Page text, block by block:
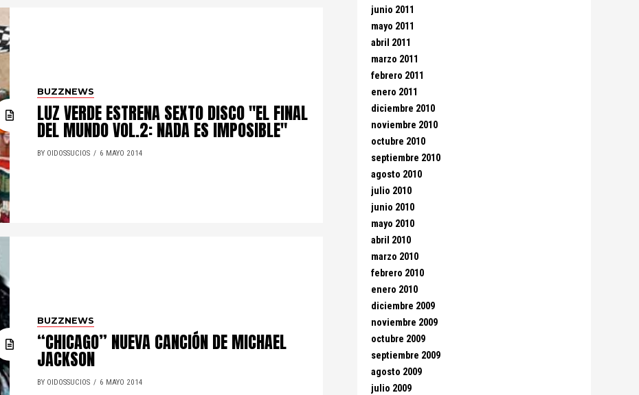
BUZZNEWS
LUZ VERDE ESTRENA SEXTO DISCO "EL FINAL
DEL MUNDO VOL.2: NADA ES IMPOSIBLE"
BY OIDOSSUCIOS 6 MAYO 2014
BUZZNEWS
“CHICAGO” NUEVA CANCIÓN DE MICHAEL
JACKSON
BY OIDOSSUCIOS 6 MAYO 2014
junio 2011
mayo 2011
abril 2011
marzo 2011
febrero 2011
enero 2011
diciembre 2010
noviembre 2010
octubre 2010
septiembre 2010
agosto 2010
julio 2010
junio 2010
mayo 2010
abril 2010
marzo 2010
febrero 2010
enero 2010
diciembre 2009
noviembre 2009
octubre 2009
septiembre 2009
agosto 2009
julio 2009